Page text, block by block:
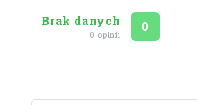
Brak danych
0 opinii
Ocena
0